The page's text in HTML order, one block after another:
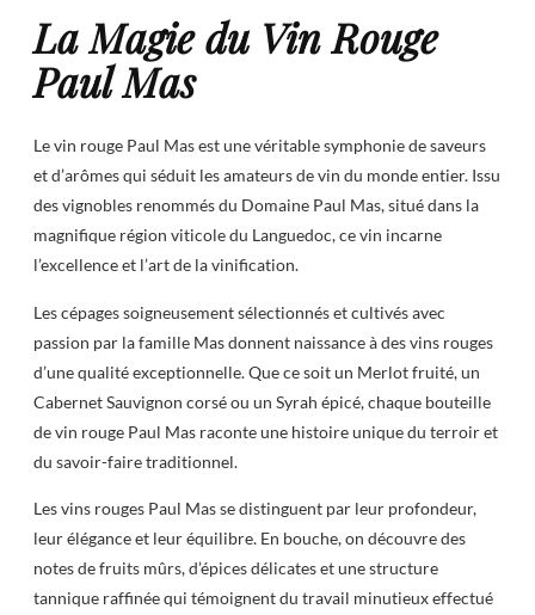
La Magie du Vin Rouge
Paul Mas
Le vin rouge Paul Mas est une véritable symphonie de saveurs
et d’arômes qui séduit les amateurs de vin du monde entier. Issu
des vignobles renommés du Domaine Paul Mas, situé dans la
magnifique région viticole du Languedoc, ce vin incarne
l’excellence et l’art de la vinification.
Les cépages soigneusement sélectionnés et cultivés avec
passion par la famille Mas donnent naissance à des vins rouges
d’une qualité exceptionnelle. Que ce soit un Merlot fruité, un
Cabernet Sauvignon corsé ou un Syrah épicé, chaque bouteille
de vin rouge Paul Mas raconte une histoire unique du terroir et
du savoir-faire traditionnel.
Les vins rouges Paul Mas se distinguent par leur profondeur,
leur élégance et leur équilibre. En bouche, on découvre des
notes de fruits mûrs, d’épices délicates et une structure
tannique raffinée qui témoignent du travail minutieux effectué